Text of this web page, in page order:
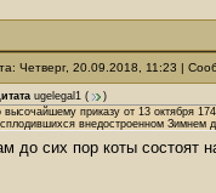
Четверг, 20.09.2018, 11:23 |
ugelegal1 (
)
высочайшему приказу от 13 октября
внедостроенном Зимнем
до сих пор коты состоят